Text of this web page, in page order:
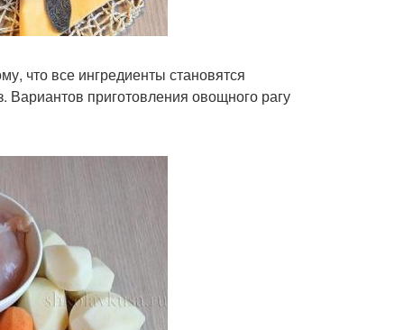
что все ингредиенты становятся
Вариантов приготовления овощного рагу